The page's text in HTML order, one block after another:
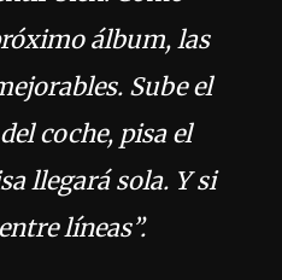
álbum, las
Sube el
coche, pisa el
llegará sola. Y si
líneas”.